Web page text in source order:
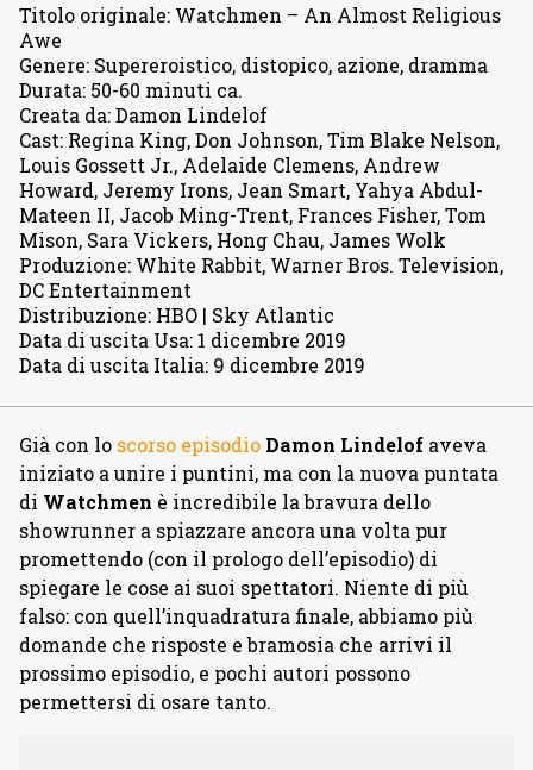
Titolo originale: Watchmen – An Almost Religious
Awe
Genere: Supereroistico, distopico, azione, dramma
Durata: 50-60 minuti ca.
Creata da:Damon Lindelof
Cast: Regina King, Don Johnson, Tim Blake Nelson,
Louis Gossett Jr., Adelaide Clemens, Andrew
Howard, Jeremy Irons, Jean Smart, Yahya Abdul-
Mateen II, Jacob Ming-Trent, Frances Fisher, Tom
Mison, Sara Vickers, Hong Chau, James Wolk
Produzione: White Rabbit, Warner Bros. Television,
DC Entertainment
Distribuzione: HBO | Sky Atlantic
Data di uscita Usa: 1 dicembre 2019
Data di uscita Italia: 9 dicembre 2019
Già con lo scorso episodio Damon Lindelof aveva
iniziato a unire i puntini, ma con la nuova puntata
di Watchmen è incredibile la bravura dello
showrunner a spiazzare ancora una volta pur
promettendo (con il prologo dell’episodio) di
spiegare le cose ai suoi spettatori. Niente di più
falso: con quell’inquadratura finale, abbiamo più
domande che risposte e bramosia che arrivi il
prossimo episodio, e pochi autori possono
permettersi di osare tanto.